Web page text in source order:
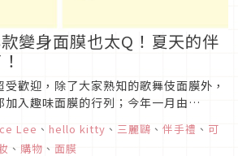
變身面膜也太Q！夏天的伴
歡迎，除了大家熟知的歌舞伎面膜外，
入趣味面膜的行列；今年一月由
）一上市就大受好評，日本AKB48指原
Lee 、 hello kitty 、 三麗鷗 、 伴手禮 、 可
、 購物 、 面膜